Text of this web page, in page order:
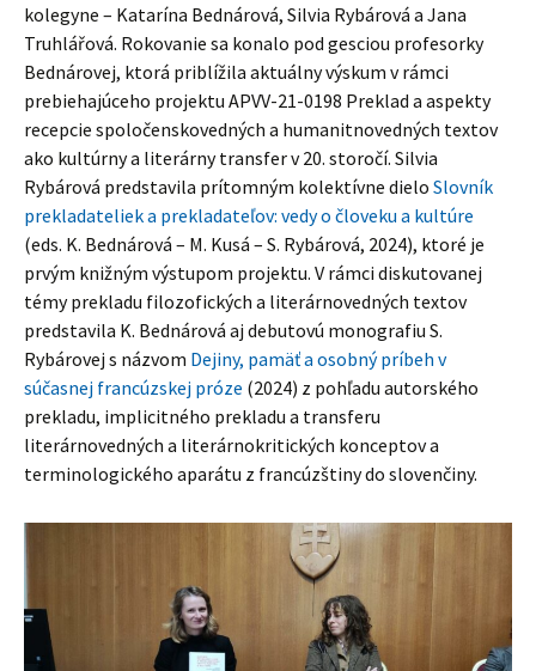
kolegyne – Katarína Bednárová, Silvia Rybárová a Jana
Truhlářová. Rokovanie sa konalo pod gesciou profesorky
Bednárovej, ktorá priblížila aktuálny výskum v rámci
prebiehajúceho projektu APVV-21-0198 Preklad a aspekty
recepcie spoločenskovedných a humanitnovedných textov
ako kultúrny a literárny transfer v 20. storočí. Silvia
Rybárová predstavila prítomným kolektívne dielo Slovník
prekladateliek a prekladateľov: vedy o človeku a kultúre
(eds. K. Bednárová – M. Kusá – S. Rybárová, 2024), ktoré je
prvým knižným výstupom projektu. V rámci diskutovanej
témy prekladu filozofických a literárnovedných textov
predstavila K. Bednárová aj debutovú monografiu S.
Rybárovej s názvom Dejiny, pamäť a osobný príbeh v
súčasnej francúzskej próze (2024) z pohľadu autorského
prekladu, implicitného prekladu a transferu
literárnovedných a literárnokritických konceptov a
terminologického aparátu z francúzštiny do slovenčiny.